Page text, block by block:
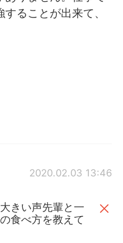
ることが出来て、
2020.02.03 13:46
きい声先輩と一
食べ方を教えて